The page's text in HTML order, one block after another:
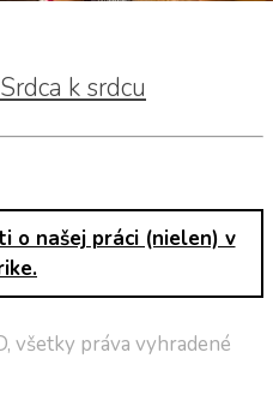
k srdcu
o našej práci (nielen) v
všetky práva vyhradené